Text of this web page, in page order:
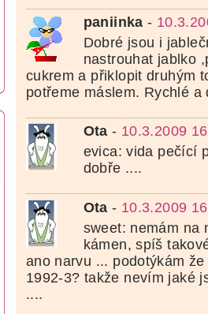
paniinka -
Dobré jsou i
nastrouhat jablko
cukrem a přiklopit druhým
potřeme máslem. Rychlé a
Ota - 10.3.2009
evica: vida pečící
dobře ....
Ota - 10.3.2009
sweet: nemám na
kámen, spíš
ano narvu ... podotýkám
1992-3? takže nevím jaké
....